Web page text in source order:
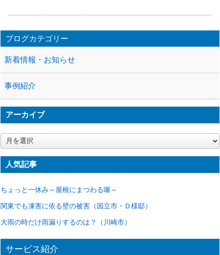
ブログカテゴリー
新着情報・お知らせ
事例紹介
アーカイブ
ア
ー
カ
イ人気記事
ちょっと一休み～屋根にまつわる噺～
関東でも凍害に依る壁の被害（国立市・Ｄ様邸）
大雨の時だけ雨漏りするのは？（川崎市）
サービス紹介